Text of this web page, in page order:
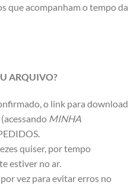
que acompanham o tempo da
ARQUIVO?
o link para download
MINHA
quiser, por tempo
estiver no ar.
vez para evitar erros no